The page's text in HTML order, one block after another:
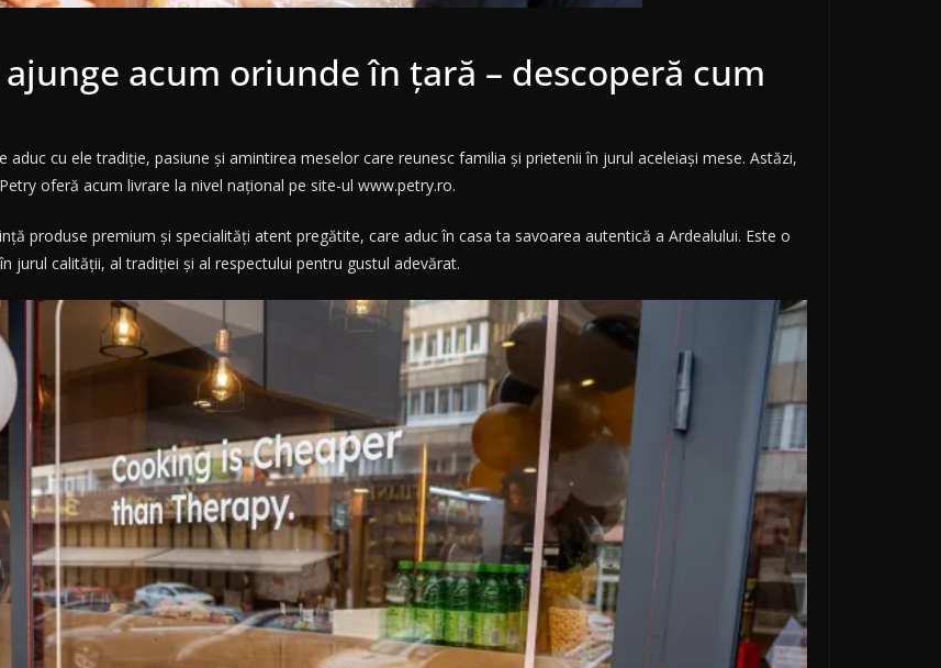
acum oriunde în țară – descoperă cum
aduc cu ele tradiție, pasiune și amintirea meselor care reunesc familia și prietenii în jurul aceleiași mese. Astăzi,
oferă acum livrare la nivel național pe site-ul www.petry.ro.
produse premium și specialități atent pregătite, care aduc în casa ta savoarea autentică a Ardealului. Este o
calității, al tradiției și al respectului pentru gustul adevărat.